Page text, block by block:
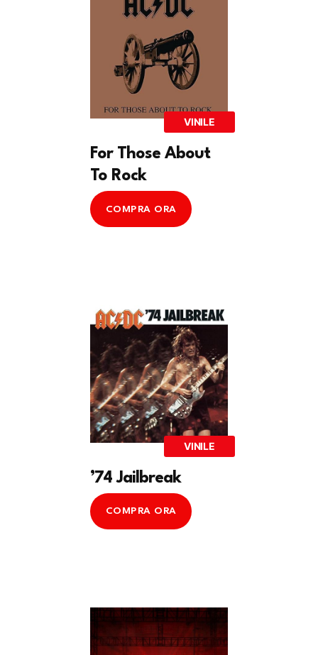
VINILE
For Those About
To Rock
COMPRA ORA
VINILE
’74 Jailbreak
COMPRA ORA